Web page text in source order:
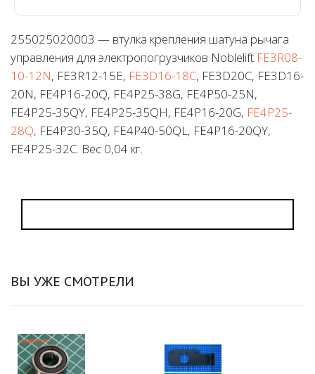
255025020003 — втулка крепления шатуна рычага
управления для электропогрузчиков Noblelift FE3R08-
10-12N, FE3R12-15E, FE3D16-18C, FE3D20C, FE3D16-
20N, FE4P16-20Q, FE4P25-38G, FE4P50-25N,
FE4P25-35QY, FE4P25-35QH, FE4P16-20G, FE4P25-
28Q, FE4P30-35Q, FE4P40-50QL, FE4P16-20QY,
FE4P25-32C. Вес 0,04 кг.
ВЫ УЖЕ СМОТРЕЛИ